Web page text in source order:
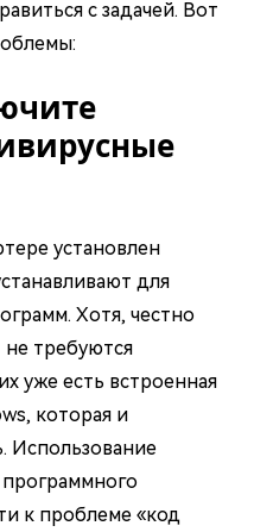
с задачей. Вот
установлен
для
Хотя, честно
не требуются
уже есть встроенная
которая и
Использование
к проблеме «код